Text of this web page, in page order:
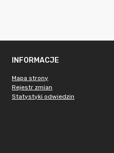
INFORMACJE
Mapa strony
Rejestr zmian
Statystyki odwiedzin